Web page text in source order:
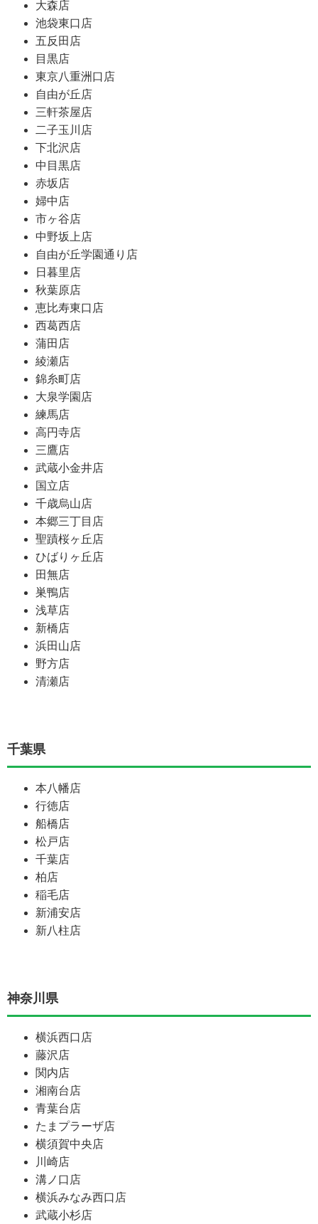
大森店
池袋東口店
五反田店
目黒店
東京八重洲口店
自由が丘店
三軒茶屋店
二子玉川店
下北沢店
中目黒店
赤坂店
婦中店
市ヶ谷店
中野坂上店
自由が丘学園通り店
日暮里店
秋葉原店
恵比寿東口店
西葛西店
蒲田店
綾瀬店
錦糸町店
大泉学園店
練馬店
高円寺店
三鷹店
武蔵小金井店
国立店
千歳烏山店
本郷三丁目店
聖蹟桜ヶ丘店
ひばりヶ丘店
田無店
巣鴨店
浅草店
新橋店
浜田山店
野方店
清瀬店
千葉県
本八幡店
行徳店
船橋店
松戸店
千葉店
柏店
稲毛店
新浦安店
新八柱店
神奈川県
横浜西口店
藤沢店
関内店
湘南台店
青葉台店
たまプラーザ店
横須賀中央店
川崎店
溝ノ口店
横浜みなみ西口店
武蔵小杉店